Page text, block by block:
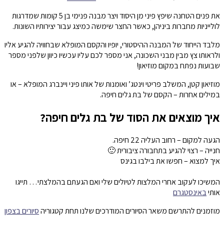
את פנים הטחנה שיפץ פיני מן היסוד ויצר מבנה פנימי בן 5 קומות שמדרגות
לולייניות מחברות ביניהן, כאשר החצר שימשה כמיצג עבור יצירותיו השונות.
מלבד הייחוד של המבנה ההיסטורי, יופיו והקסם המופלא שבחוויה להגיע אליו
ולראותו צץ מבין מבני השכונה, אני מספר לכם עליו עכשיו כיוון שלפני מספר
שבועות נפתח במקום מוזיאון!
מוזיאון קטן, המשלב פריטי וינטג’ ואומנות של אותו פיני ויינברג המופלא – או
במילים אחרות – הקסם של בת גלים חיפה.
איך מוצאים את הסוד של בת גלים חיפה?
הגעה למקום – רחוב העליה 22 חיפה.
חנייה – רצוי להגיע בתחבורה ציבורית 🙂
איך למצוא – חפשו את בילבו בגינס
המשיכו לעקוב אחרי המלצות לטיולים שלי ואם הגעתם בהמלצתי… תייגו
אותיבאינסטגרם
מוזמנים להתרשם משאר הסיורים המודרכים שלנו תחת קטגוריהסיורים בצפון